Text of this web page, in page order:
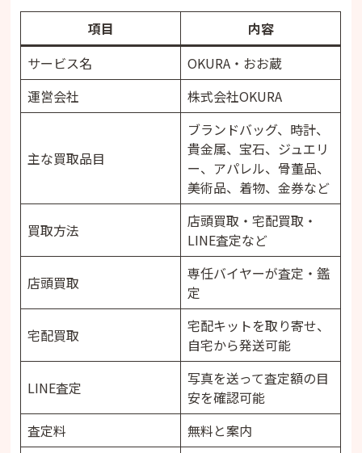
項目
内容
サービス名
OKURA・おお蔵
運営会社
株式会社OKURA
主な買取品目
ブランドバッグ、時計、
貴金属、宝石、ジュエリ
ー、アパレル、骨董品、
美術品、着物、金券など
買取方法
店頭買取・宅配買取・
LINE査定など
店頭買取
専任バイヤーが査定・鑑
定
宅配買取
宅配キットを取り寄せ、
自宅から発送可能
LINE査定
写真を送って査定額の目
安を確認可能
査定料
無料と案内